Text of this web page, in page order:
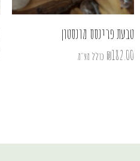
טבעת פרינסס מונסטון
₪182.00 כולל מע"מ